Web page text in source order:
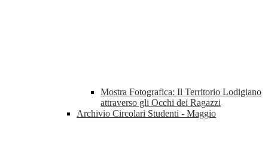
Mostra Fotografica: Il Territorio Lodigiano
attraverso gli Occhi dei Ragazzi
Archivio Circolari Studenti - Maggio